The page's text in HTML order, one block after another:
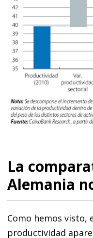
La
Alemania
Como hemos visto,
productividad